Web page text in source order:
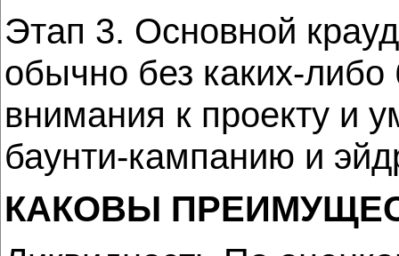
Этап 3. Основной
обычно без каких-
внимания к проекту и
баунти-кампанию и
КАКОВЫ